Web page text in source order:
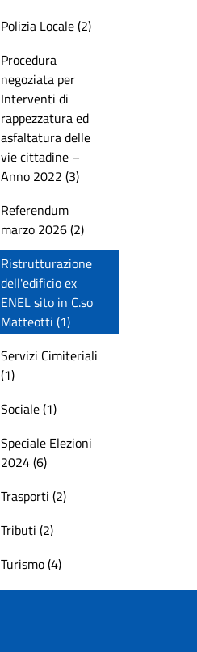
Polizia Locale (2)
Procedura
negoziata per
Interventi di
rappezzatura ed
asfaltatura delle
vie cittadine –
Anno 2022 (3)
Referendum
marzo 2026 (2)
Ristrutturazione
dell'edificio ex
ENEL sito in C.so
Matteotti (1)
Servizi Cimiteriali
(1)
Sociale (1)
Speciale Elezioni
2024 (6)
Trasporti (2)
Tributi (2)
Turismo (4)